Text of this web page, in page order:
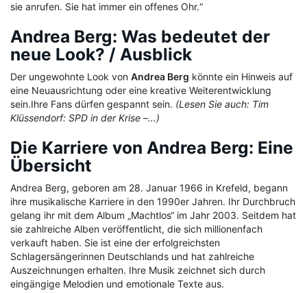
sie anrufen. Sie hat immer ein offenes Ohr.“
Andrea Berg: Was bedeutet der
neue Look? / Ausblick
Der ungewohnte Look von Andrea Berg könnte ein Hinweis auf
eine Neuausrichtung oder eine kreative Weiterentwicklung
sein.Ihre Fans dürfen gespannt sein. (Lesen Sie auch: Tim
Klüssendorf: SPD in der Krise –…)
Die Karriere von Andrea Berg: Eine
Übersicht
Andrea Berg, geboren am 28. Januar 1966 in Krefeld, begann
ihre musikalische Karriere in den 1990er Jahren. Ihr Durchbruch
gelang ihr mit dem Album „Machtlos“ im Jahr 2003. Seitdem hat
sie zahlreiche Alben veröffentlicht, die sich millionenfach
verkauft haben. Sie ist eine der erfolgreichsten
Schlagersängerinnen Deutschlands und hat zahlreiche
Auszeichnungen erhalten. Ihre Musik zeichnet sich durch
eingängige Melodien und emotionale Texte aus.